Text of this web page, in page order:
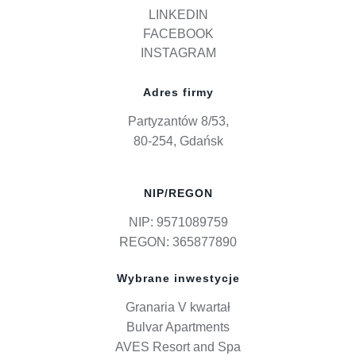
LINKEDIN
FACEBOOK
INSTAGRAM
Adres firmy
Partyzantów 8/53,
80-254, Gdańsk
NIP/REGON
NIP: 9571089759
REGON: 365877890
Wybrane inwestycje
Granaria V kwartał
Bulvar Apartments
AVES Resort and Spa